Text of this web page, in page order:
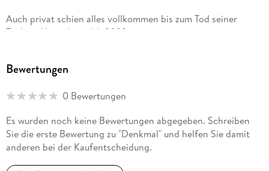
Auch privat schien alles vollkommen bis zum Tod seiner
Tochter Hannah im Juli 2022.
das größte Glück seines Lebens. Dann stirbt Hannah
dunkel und steht still. Dirk steht am Abgrund und spürt, wie
Doch statt zu springen, beginnt er zu gehen erst in sich
hinein, dann zurück ins Leben.
Bewertungen
0 Bewertungen
Es wurden noch keine Bewertungen abgegeben. Schreiben
Sie die erste Bewertung zu "Denkmal" und helfen Sie damit
anderen bei der Kaufentscheidung.